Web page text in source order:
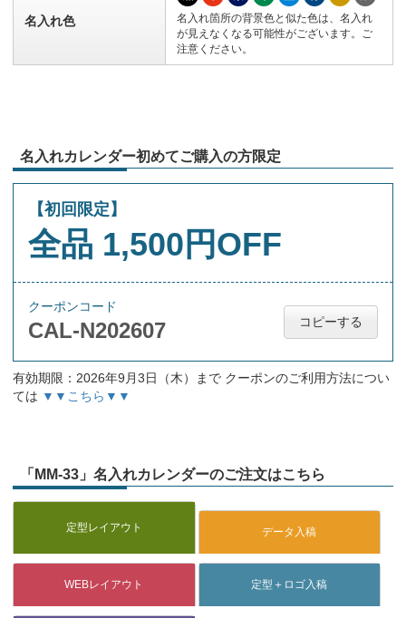
名入れ色
名入れ箇所の背景色と似た色は、名入れ
が見えなくなる可能性がございます。ご
注意ください。
名入れカレンダー初めてご購入の方限定
【初回限定】
全品 1,500円OFF
クーポンコード
CAL-N202607 コピーする
有効期限：2026年9月3日（木）まで クーポンのご利用方法につい
ては ▼▼こちら▼▼
「MM-33」名入れカレンダーのご注文はこちら